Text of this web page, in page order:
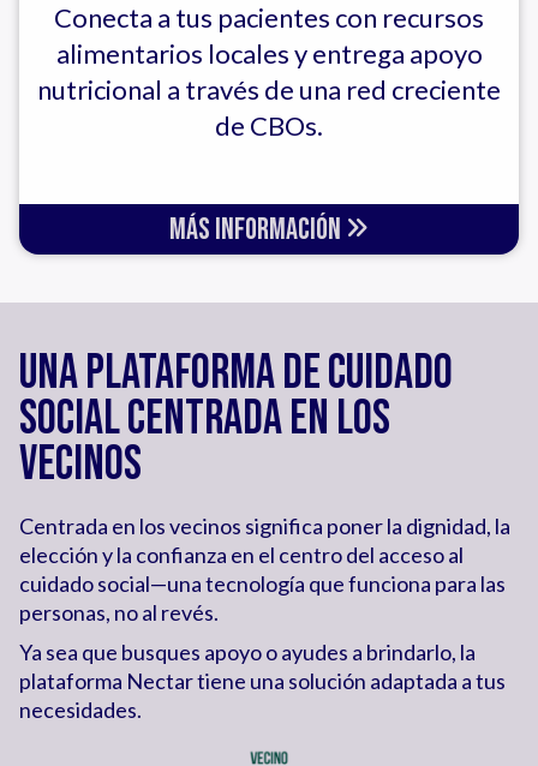
Conecta a tus pacientes con recursos
alimentarios locales y entrega apoyo
nutricional a través de una red creciente
de CBOs.
Más Información
UNA PLATAFORMA DE CUIDADO
SOCIAL CENTRADA EN LOS
VECINOS
Centrada en los vecinos significa poner la dignidad, la
elección y la confianza en el centro del acceso al
cuidado social—una tecnología que funciona para las
personas, no al revés.
Ya sea que busques apoyo o ayudes a brindarlo, la
plataforma Nectar tiene una solución adaptada a tus
necesidades.